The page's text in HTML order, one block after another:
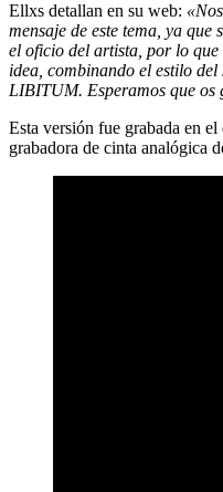
Ellxs detallan en su web:
mensaje de este tema, ya que
el oficio del artista, por lo
idea, combinando el estilo
LIBITUM. Esperamos que os
Esta versión fue grabada en
grabadora de cinta analógica